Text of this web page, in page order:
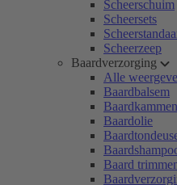
Scheerschuim
Scheersets
Scheerzeep
Baardverzorging
Alle
Baardbalsem
Baardolie
Baard